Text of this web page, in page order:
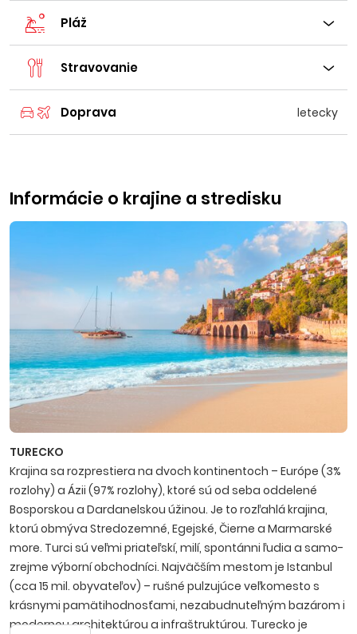
Pláž
Stravovanie
Doprava letecky
Informácie o krajine a stredisku
TURECKO
Krajina sa rozprestiera na dvoch kontinentoch – Európe (3%
rozlohy) a Ázii (97% rozlohy), ktoré sú od seba oddelené
Bosporskou a Dardanelskou úžinou. Je to rozľahlá krajina,
ktorú obmýva Stredozemné, Egejské, Čierne a Marmarské
more. Turci sú veľmi priateľskí, milí, spontánni ľudia a samo­
zrejme výborní obchodníci. Najväčším mestom je Istanbul
(cca 15 mil. obyvateľov) – rušné pulzujúce veľkomesto s
krásnymi pamätihodnosťami, nezabudnuteľným bazá­rom i
modernou architektúrou a infraštruktúrou. Turecko je